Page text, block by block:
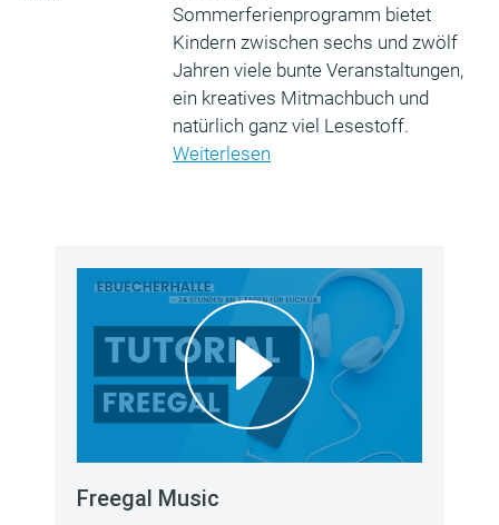
Sommerferienprogramm bietet
Kindern zwischen sechs und zwölf
Jahren viele bunte Veranstaltungen,
ein kreatives Mitmachbuch und
natürlich ganz viel Lesestoff.
Weiterlesen
Freegal Music